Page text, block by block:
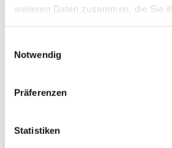
weiteren Daten zusammen, die Sie
Notwendig
Präferenzen
Statistiken
Hitzeschutz, den wir auch
hydraulische und
Sonderdichtungen /